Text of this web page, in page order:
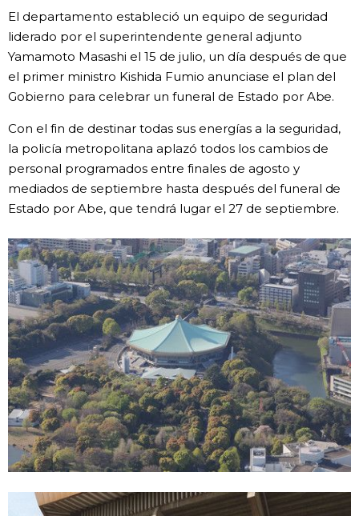
Fragmentos de Japón
Gente
Blog
Tokio
Avisos
El departamento estableció un equipo de seguridad
liderado por el superintendente general adjunto
Yamamoto Masashi el 15 de julio, un día después de que
el primer ministro Kishida Fumio anunciase el plan del
Gobierno para celebrar un funeral de Estado por Abe.
Con el fin de destinar todas sus energías a la seguridad,
la policía metropolitana aplazó todos los cambios de
personal programados entre finales de agosto y
mediados de septiembre hasta después del funeral de
Estado por Abe, que tendrá lugar el 27 de septiembre.